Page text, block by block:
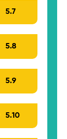
5.7
5.8
5.9
5.10